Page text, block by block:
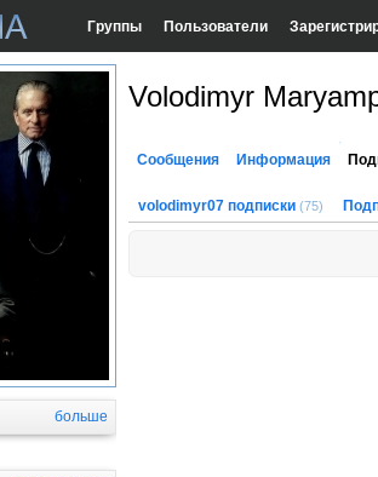
Группы Пользователи
больше
Volodimyr
Сообщения Информация
volodimyr07 подписки (75)